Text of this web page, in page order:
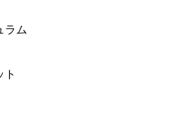
ラム
ト